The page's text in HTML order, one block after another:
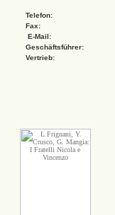
Telefon:
Fax:
E-Mail:
Geschäftsführer:
Vertrieb: